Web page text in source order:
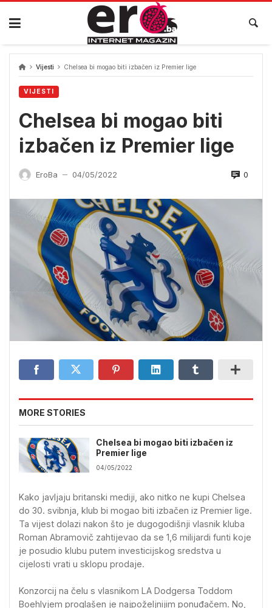
Skip
content
Vijesti Chelsea bi mogao biti izbačen iz Premier lige
VIJESTI
Chelsea bi mogao biti
izbačen iz Premier lige
EroBa — 04/05/2022 0
MORE STORIES
Chelsea bi mogao biti izbačen iz
Premier lige
04/05/2022
Kako javljaju britanski mediji, ako nitko ne kupi Chelsea
do 30. svibnja, klub bi mogao biti izbačen iz Premier lige.
Ta vijest dolazi nakon što je dugogodišnji vlasnik kluba
Roman Abramovič zahtijevao da se 1,6 milijardi funti koje
je posudio klubu putem investicijskog sredstva u
cijelosti vrati u sklopu prodaje.
Konzorcij na čelu s vlasnikom LA Dodgersa Toddom
Boehlyjem proglašen je najpoželjnijim ponuđačem. No,